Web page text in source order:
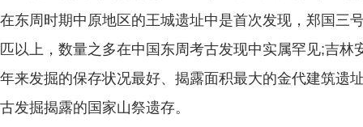
在东周时期中原地区的王城遗址中是首次发现，郑国三
匹以上，数量之多在中国东周考古发现中实属罕见;吉
年来发掘的保存状况最好、揭露面积最大的金代建筑遗
古发掘揭露的国家山祭遗存。